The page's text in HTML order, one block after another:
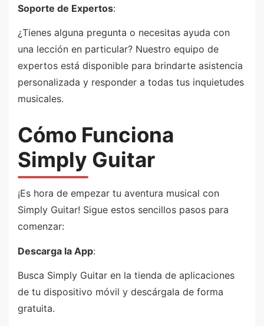
Soporte de Expertos:
¿Tienes alguna pregunta o necesitas ayuda con
una lección en particular? Nuestro equipo de
expertos está disponible para brindarte asistencia
personalizada y responder a todas tus inquietudes
musicales.
Cómo Funciona
Simply Guitar
¡Es hora de empezar tu aventura musical con
Simply Guitar! Sigue estos sencillos pasos para
comenzar:
Descarga la App:
Busca Simply Guitar en la tienda de aplicaciones
de tu dispositivo móvil y descárgala de forma
gratuita.